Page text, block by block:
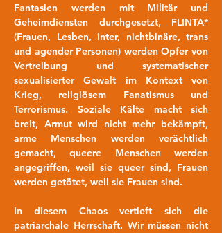
Fantasien werden mit Militär und
Geheimdiensten durchgesetzt, FLINTA*
(Frauen, Lesben, inter, nichtbinäre, trans
und agender Personen) werden Opfer von
Vertreibung und systematischer
sexualisierter Gewalt im Kontext von
Krieg, religiösem Fanatismus und
Terrorismus. Soziale Kälte macht sich
breit, Armut wird nicht mehr bekämpft,
arme Menschen werden verächtlich
gemacht, queere Menschen werden
angegriffen, weil sie queer sind, Frauen
werden getötet, weil sie Frauen sind.
In diesem Chaos vertieft sich die
patriarchale Herrschaft. Wir müssen nicht